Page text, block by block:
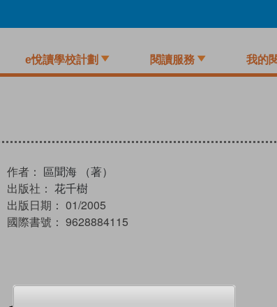
e悅讀學校計劃 閱讀服務 我的
作者： 區聞海 （著）
出版社： 花千樹
出版日期： 01/2005
國際書號： 9628884115